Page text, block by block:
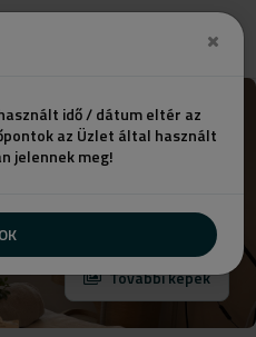
idő / dátum eltér az
az Üzlet által használt
jelennek meg!
OK
További képek